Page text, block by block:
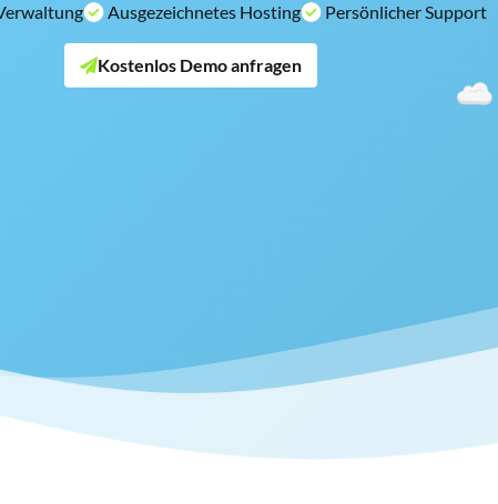
Ausgezeichnetes Hosting Persönlicher Support
Kostenlos Demo anfragen